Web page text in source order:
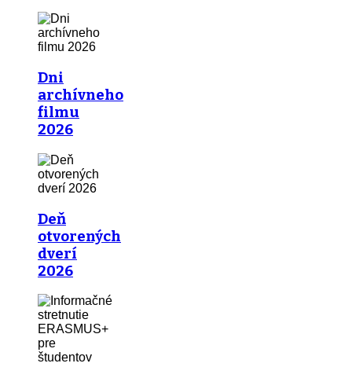
Dni
archívneho
filmu
2026
Deň
otvorených
dverí
2026